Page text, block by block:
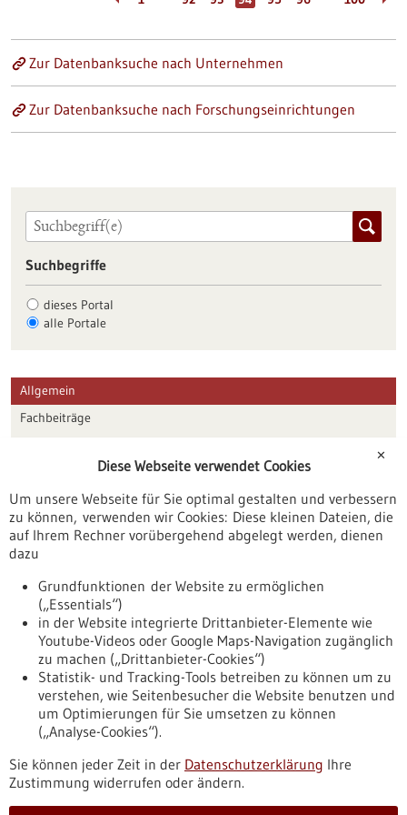
Zur Datenbanksuche nach Unternehmen
Zur Datenbanksuche nach Forschungseinrichtungen
Suchbegriffe
dieses Portal
alle Portale
Allgemein
Fachbeiträge
Veranstaltungen
Erscheinungsdatum
Nach oben
Informiert bleiben
Newsletter abonnieren
✕
Diese Webseite verwendet Cookies
Um unsere Webseite für Sie optimal gestalten und verbessern
zu können, verwenden wir Cookies: Diese kleinen Dateien, die
auf Ihrem Rechner vorübergehend abgelegt werden, dienen
dazu
Grundfunktionen der Website zu ermöglichen
(„Essentials“)
in der Website integrierte Drittanbieter-Elemente wie
Youtube-Videos oder Google Maps-Navigation zugänglich
zu machen („Drittanbieter-Cookies“)
Statistik- und Tracking-Tools betreiben zu können um zu
verstehen, wie Seitenbesucher die Website benutzen und
um Optimierungen für Sie umsetzen zu können
(„Analyse-Cookies“).
Sie können jeder Zeit in der Datenschutzerklärung Ihre
Zustimmung widerrufen oder ändern.